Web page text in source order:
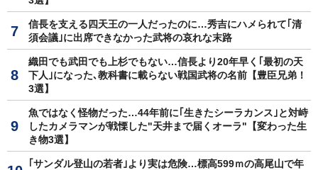
信長を支える四天王の一人だったのに…秀吉にハメられて｢清
須会議｣に出席できなかった武将の哀れな末路
織田でも武田でも上杉でもない…信長より20年早く｢最初の天
下人｣になった､教科書に載らない戦国武将の名前【豊臣兄弟！
3選】
魚ではなく怪物だった…44年前に｢生きたシーラカンス｣と対峙
したカメラマンが戦慄した"天井まで届くオーラ"【変わった生
き物3選】
｢サンダル登山の若者｣より実は危険…標高599ｍの高尾山で年